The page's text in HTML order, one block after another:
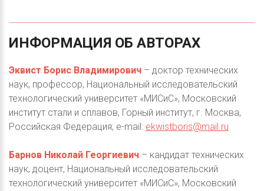
ИНФОРМАЦИЯ ОБ АВТОРАХ
Эквист Борис Владимирович – доктор технических
наук, профессор, Национальный исследовательский
технологический университет «МИСиС», Московский
институт стали и сплавов, Горный институт, г. Москва,
Российская Федерация; e-mail: ekwistboris@mail.ru
Барнов Николай Георгиевич – кандидат технических
наук, доцент, Национальный исследовательский
технологический университет «МИСиС», Московский